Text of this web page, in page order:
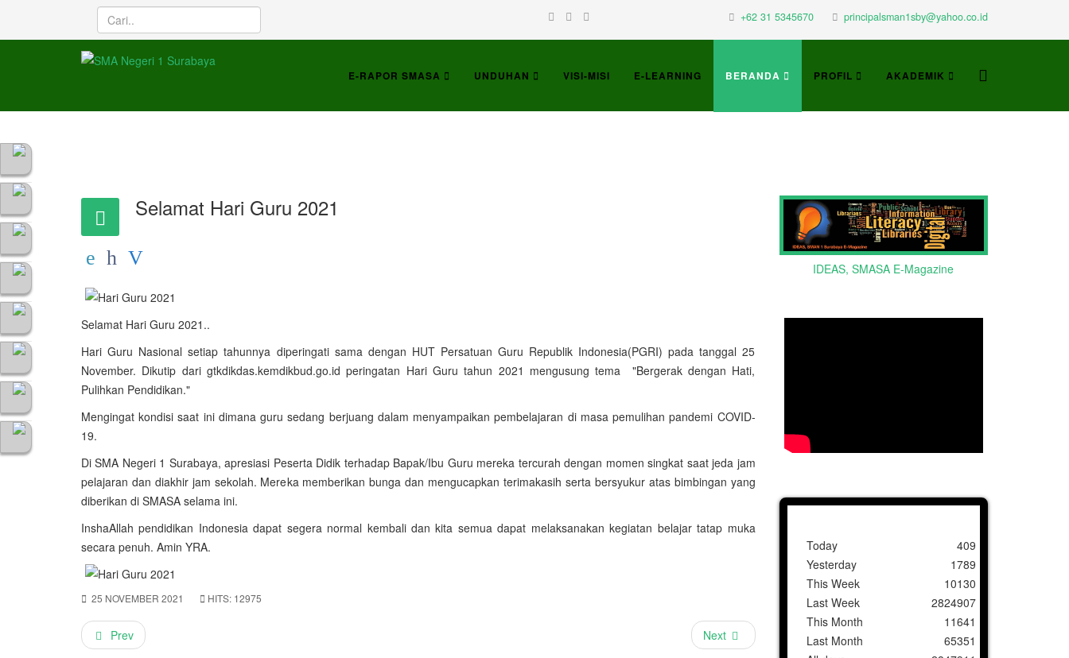
+62 31 5345670 principalsman1sby@yahoo.co.id
E-RAPOR SMASA UNDUHAN VISI-MISI E-LEARNING BERANDA PROFIL AKADEMIK
Selamat Hari Guru 2021
Selamat Hari Guru 2021..
Hari Guru Nasional setiap tahunnya diperingati sama dengan HUT Persatuan Guru Republik Indonesia(PGRI) pada tanggal 25
November. Dikutip dari gtkdikdas.kemdikbud.go.id peringatan Hari Guru tahun 2021 mengusung tema "Bergerak dengan Hati,
Pulihkan Pendidikan."
Mengingat kondisi saat ini dimana guru sedang berjuang dalam menyampaikan pembelajaran di masa pemulihan pandemi COVID-
19.
Di SMA Negeri 1 Surabaya, apresiasi Peserta Didik terhadap Bapak/Ibu Guru mereka tercurah dengan momen singkat saat jeda jam
pelajaran dan diakhir jam sekolah. Mereka memberikan bunga dan mengucapkan terimakasih serta bersyukur atas bimbingan yang
diberikan di SMASA selama ini.
InshaAllah pendidikan Indonesia dapat segera normal kembali dan kita semua dapat melaksanakan kegiatan belajar tatap muka
secara penuh. Amin YRA.
25 NOVEMBER 2021 HITS: 12975
Prev Next
IDEAS, SMASA E-Magazine
Today
Yesterday
This Week
Last Week
This Month
Last Month
409
1789
10130
2824907
11641
65351